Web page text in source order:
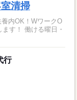
清掃
す！ 働ける曜日・
行